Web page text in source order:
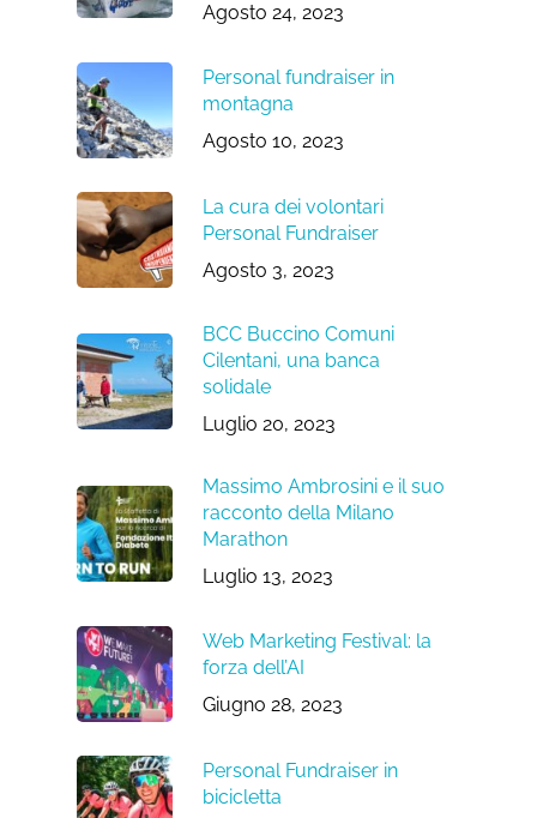
Agosto 24, 2023
Personal fundraiser in
montagna
Agosto 10, 2023
La cura dei volontari
Personal Fundraiser
Agosto 3, 2023
BCC Buccino Comuni
Cilentani, una banca
solidale
Luglio 20, 2023
Massimo Ambrosini e il suo
racconto della Milano
Marathon
Luglio 13, 2023
Web Marketing Festival: la
forza dell’AI
Giugno 28, 2023
Personal Fundraiser in
bicicletta